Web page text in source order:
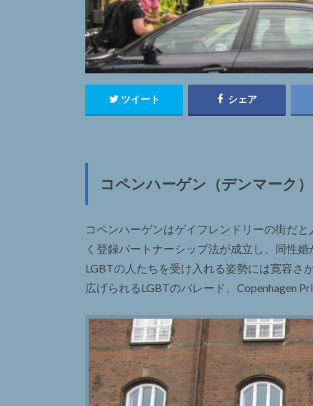
ツイート シェア
コペンハーゲン（デンマーク）
コペンハーゲンはゲイフレンドリーの街だ
く登録パートナーシップ法が成立し、同性
LGBTの人たちを受け入れる姿勢には寛容さ
広げられるLGBTのパレード、Copenhagen